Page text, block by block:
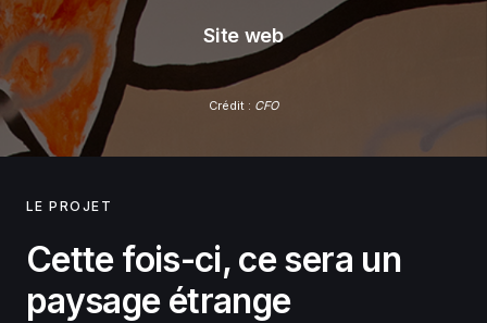
Site web
Crédit : CFO
LE PROJET
Cette fois-ci, ce sera un
paysage étrange